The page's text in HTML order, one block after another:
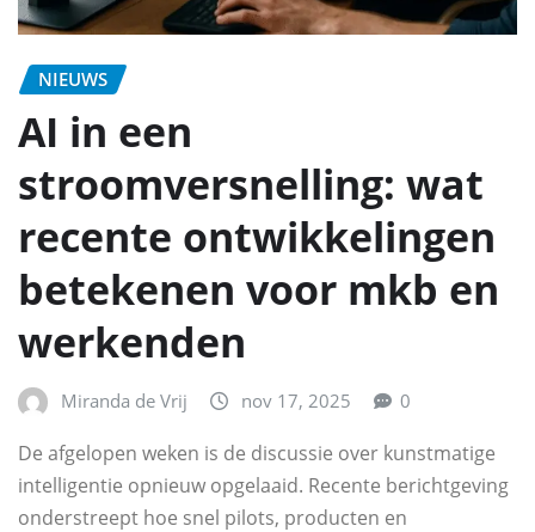
NIEUWS
AI in een
stroomversnelling: wat
recente ontwikkelingen
betekenen voor mkb en
werkenden
Miranda de Vrij nov 17, 2025 0
De afgelopen weken is de discussie over kunstmatige
intelligentie opnieuw opgelaaid. Recente berichtgeving
onderstreept hoe snel pilots, producten en